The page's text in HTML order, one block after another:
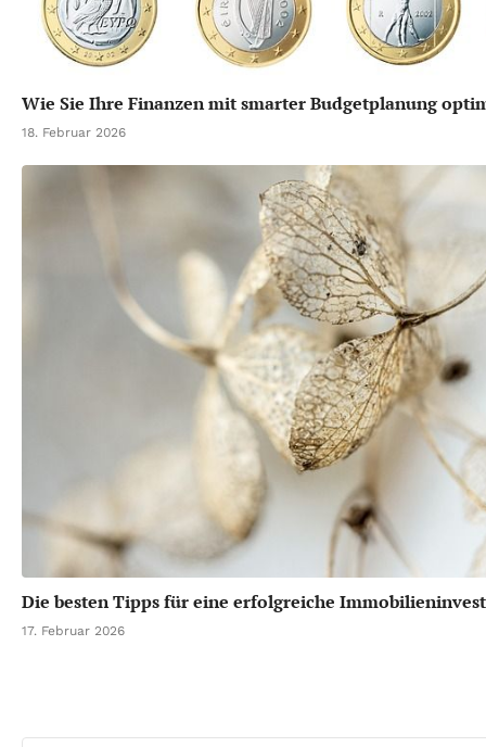
Wie Sie Ihre Finanzen mit smarter Budgetplanung
18. Februar 2026
Die besten Tipps für eine erfolgreiche
17. Februar 2026